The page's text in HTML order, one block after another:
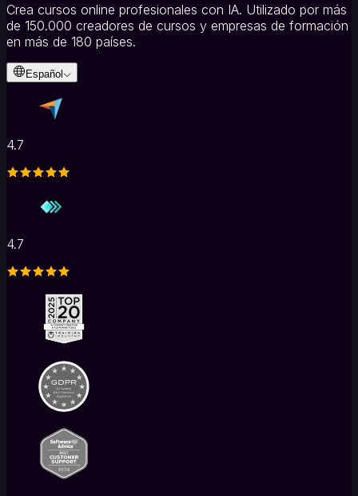
Crea cursos online profesionales con IA. Utilizado por más
de 150.000 creadores de cursos y empresas de formación
en más de 180 países.
Español
4.7
4.7